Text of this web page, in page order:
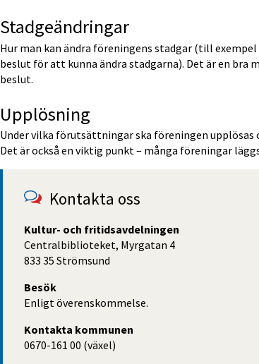
Stadgeändringar
Hur man kan ändra föreningens stadgar (till
beslut för att kunna ändra stadgarna). Det är en bra
beslut.
Upplösning
Under vilka förutsättningar ska föreningen upplösas
Det är också en viktig punkt – många föreningar
Kontakta oss
Kultur- och fritidsavdelningen
Centralbiblioteket, Myrgatan 4
833 35 Strömsund
Besök
Enligt överenskommelse.
Kontakta kommunen
0670-161 00 (växel)